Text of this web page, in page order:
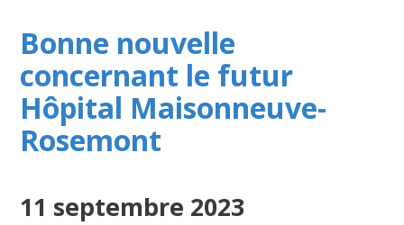
Bonne nouvelle
concernant le futur
Hôpital Maisonneuve-
Rosemont
11 septembre 2023